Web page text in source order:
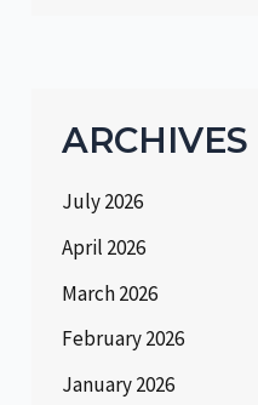
ARCHIVES
July 2026
April 2026
March 2026
February 2026
January 2026